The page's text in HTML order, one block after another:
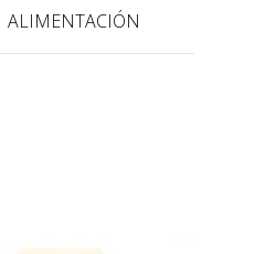
ALIMENTACIÓN